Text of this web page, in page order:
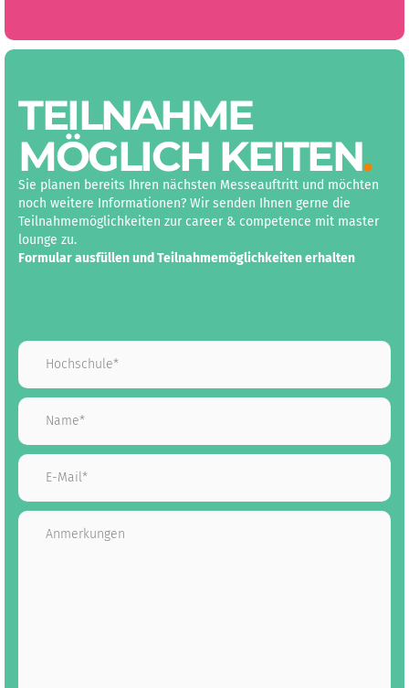
TEILNAHME
MÖGLICH KEITEN.
Sie planen bereits Ihren nächsten Messeauftritt und möchten
noch weitere Informationen? Wir senden Ihnen gerne die
Teilnahmemöglichkeiten zur career & competence mit master
lounge zu.
Formular ausfüllen und Teilnahmemöglichkeiten erhalten